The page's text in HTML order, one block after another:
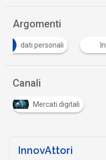
Argomenti
Intelligenza Artificiale
Canali
Mercati digitali
InnovAttori